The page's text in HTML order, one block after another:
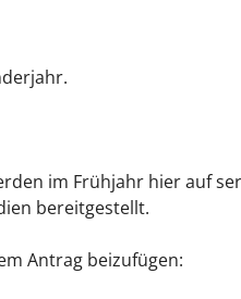
im Frühjahr hier auf
bereitgestellt.
Antrag beizufügen: